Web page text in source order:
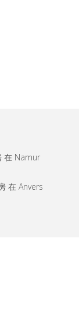
在 Namur
在 Anvers